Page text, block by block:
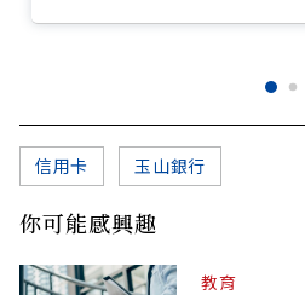
信用卡 玉山銀行
你可能感興趣
教育